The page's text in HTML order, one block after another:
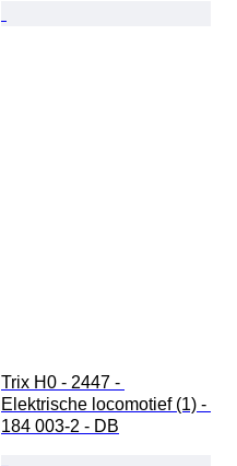
Trix H0 - 2447 -
Elektrische locomotief (1) -
184 003-2 - DB